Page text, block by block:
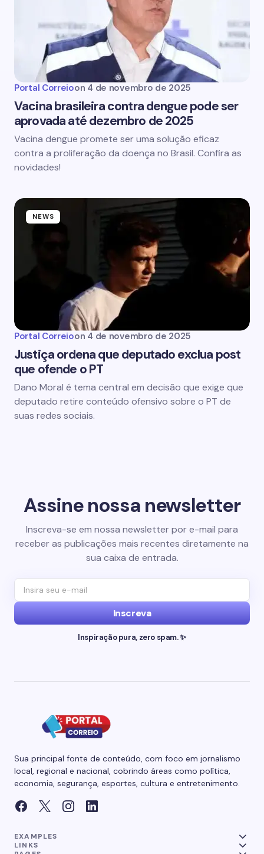
Portal Correioon 4 de novembro de 2025
Vacina brasileira contra dengue pode ser
aprovada até dezembro de 2025
Vacina dengue promete ser uma solução eficaz
contra a proliferação da doença no Brasil. Confira as
novidades!
NEWS
Portal Correioon 4 de novembro de 2025
Justiça ordena que deputado exclua post
que ofende o PT
Dano Moral é tema central em decisão que exige que
deputado retire conteúdo ofensivo sobre o PT de
suas redes sociais.
Assine nossa newsletter
Inscreva-se em nossa newsletter por e-mail para
receber as publicações mais recentes diretamente na
sua caixa de entrada.
Inscreva
Inspiração pura, zero spam. ✨
Sua principal fonte de conteúdo, com foco em jornalismo
local, regional e nacional, cobrindo áreas como política,
economia, segurança, esportes, cultura e entretenimento.
EXAMPLES
LINKS